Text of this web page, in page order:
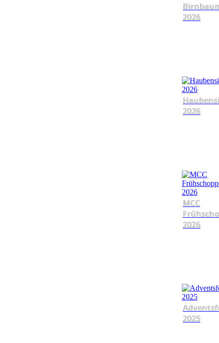
2026
2026
MCC
2026
2025